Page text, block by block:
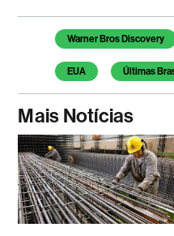
Temas deste artigo
Warner Bros Discovery
EUA Últimas
Mais Notícias